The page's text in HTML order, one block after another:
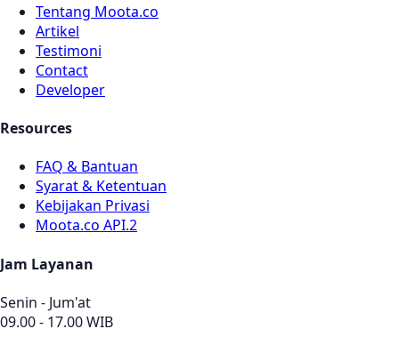
Tentang Moota.co
Artikel
Testimoni
Contact
Developer
Resources
FAQ & Bantuan
Syarat & Ketentuan
Kebijakan Privasi
Moota.co API.2
Jam Layanan
Senin - Jum'at
09.00 - 17.00 WIB